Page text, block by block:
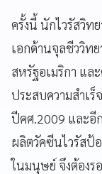
ครั้งนี้ นักไวรัสวิท
เอกด้านจุลชีววิท
สหรัฐอเมริกา แล
ประสบความสำเ
ปีคศ.2009 และอีก
ผลิตวัคซีนไวรัสป้
ในมนุษย์ จึงต้องร